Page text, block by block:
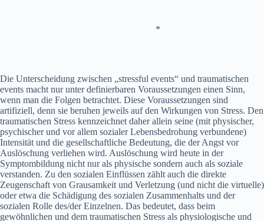
*
Die Unterscheidung zwischen „stressful events“ und traumatischen
events macht nur unter definierbaren Voraussetzungen einen Sinn,
wenn man die Folgen betrachtet. Diese Voraussetzungen sind
artifiziell, denn sie beruhen jeweils auf den Wirkungen von Stress. Den
traumatischen Stress kennzeichnet daher allein seine (mit physischer,
psychischer und vor allem sozialer Lebensbedrohung verbundene)
Intensität und die gesellschaftliche Bedeutung, die der Angst vor
Auslöschung verliehen wird. Auslöschung wird heute in der
Symptombildung nicht nur als physische sondern auch als soziale
verstanden. Zu den sozialen Einflüssen zählt auch die direkte
Zeugenschaft von Grausamkeit und Verletzung (und nicht die virtuelle)
oder etwa die Schädigung des sozialen Zusammenhalts und der
sozialen Rolle des/der Einzelnen. Das bedeutet, dass beim
gewöhnlichen und dem traumatischen Stress als physiologische und